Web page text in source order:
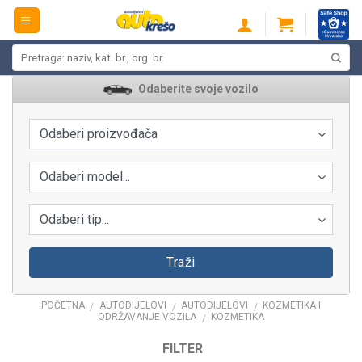
Skip
content
Odaberite svoje vozilo
Odaberi proizvođača
Odaberi model...
Odaberi tip...
Traži
POČETNA / AUTODIJELOVI / AUTODIJELOVI / KOZMETIKA I
ODRŽAVANJE VOZILA / KOZMETIKA
FILTER